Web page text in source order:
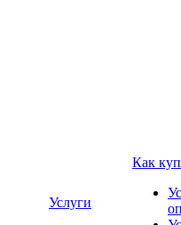
Услуги
Как